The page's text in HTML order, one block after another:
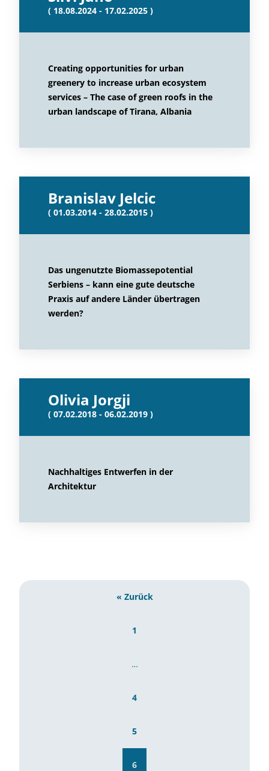
( 18.08.2024 - 17.02.2025 )
Creating opportunities for urban
greenery to increase urban ecosystem
services – The case of green roofs in the
urban landscape of Tirana, Albania
Branislav Jelcic
( 01.03.2014 - 28.02.2015 )
Das ungenutzte Biomassepotential
Serbiens – kann eine gute deutsche
Praxis auf andere Länder übertragen
werden?
Olivia Jorgji
( 07.02.2018 - 06.02.2019 )
Nachhaltiges Entwerfen in der
Architektur
« Zurück
1
…
4
5
6